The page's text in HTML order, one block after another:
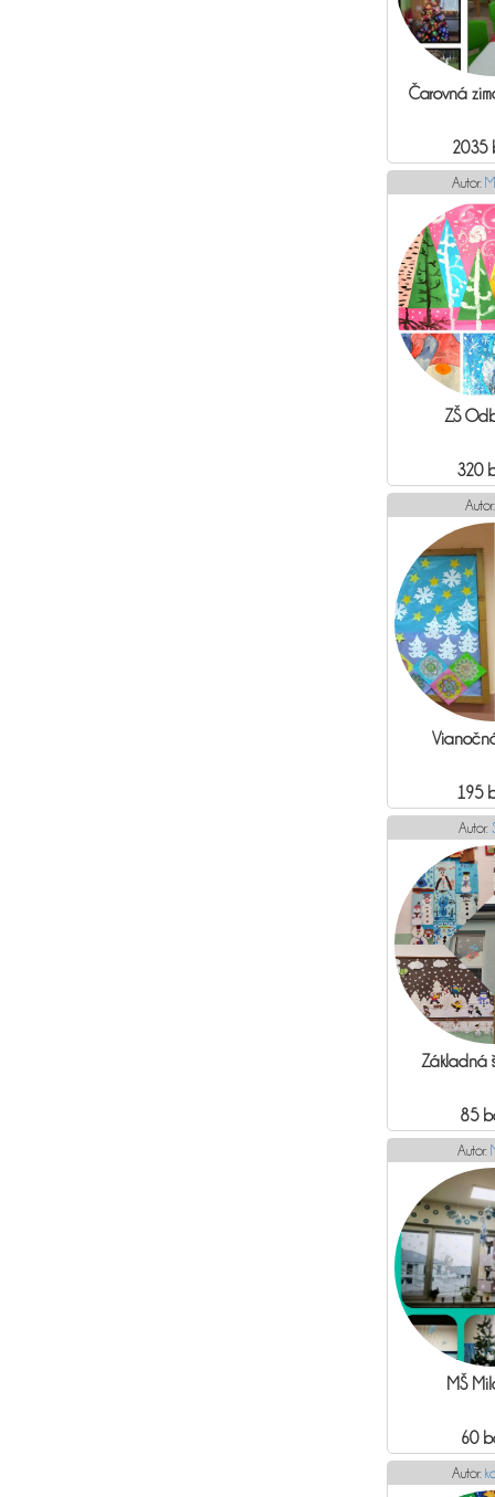
Čarovná
2035
Autor:
ZŠ
320
195
Autor:
Základná
85
Autor:
MŠ
60
Autor: